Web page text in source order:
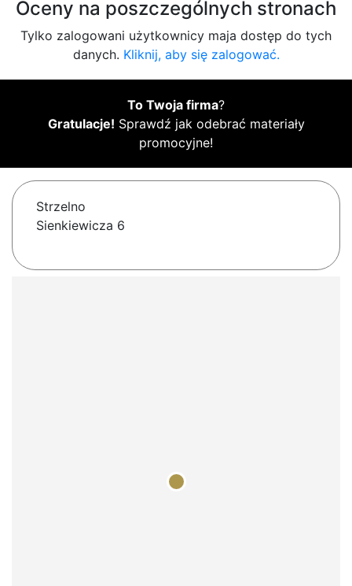
Oceny na poszczególnych stronach
Tylko zalogowani użytkownicy maja dostęp do tych
danych. Kliknij, aby się zalogować.
To Twoja firma?
Gratulacje! Sprawdź jak odebrać materiały
promocyjne!
Strzelno
Sienkiewicza 6